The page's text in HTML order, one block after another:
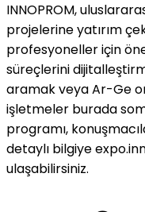
INNOPROM,
projelerine yatırım
profesyoneller için
süreçlerini
aramak veya Ar-Ge
işletmeler burada
programı,
detaylı bilgiye
ulaşabilirsiniz.